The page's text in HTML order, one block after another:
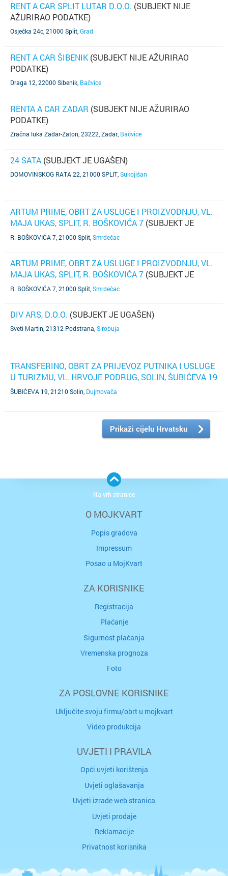
RENT A CAR SPLIT LUTAR D.O.O. (SUBJEKT NIJE
AŽURIRAO PODATKE)
Osječka 24c, 21000 Split Grad
RENT A CAR ŠIBENIK (SUBJEKT NIJE AŽURIRAO
PODATKE)
Draga 12, 22000 Sibenik Bačvice
RENTA A CAR ZADAR (SUBJEKT NIJE AŽURIRAO
PODATKE)
Zračna luka Zadar-Zaton, 23222, Zadar Bačvice
24 SATA (SUBJEKT JE UGAŠEN)
DOMOVINSKOG RATA 22, 21000 SPLIT Sukojišan
ARTUM PRIME, OBRT ZA USLUGE I PROIZVODNJU, VL.
MAJA UKAS, SPLIT, R. BOŠKOVIĆA 7 (SUBJEKT JE
UGAŠEN)
R. BOŠKOVIĆA 7, 21000 Split Smrdečac
ARTUM PRIME, OBRT ZA USLUGE I PROIZVODNJU, VL.
MAJA UKAS, SPLIT, R. BOŠKOVIĆA 7 (SUBJEKT JE
UGAŠEN)
R. BOŠKOVIĆA 7, 21000 Split Smrdečac
DIV ARS, D.O.O. (SUBJEKT JE UGAŠEN)
Sveti Martin, 21312 Podstrana Sirobuja
TRANSFERINO, OBRT ZA PRIJEVOZ PUTNIKA I USLUGE
U TURIZMU, VL. HRVOJE PODRUG, SOLIN, ŠUBIĆEVA 19
(SUBJEKT JE UGAŠEN)
ŠUBIĆEVA 19, 21210 Solin Dujmovača
Prikaži cijelu Hrvatsku
O MOJKVART
Popis gradova
Impressum
Posao u MojKvart
ZA KORISNIKE
Registracija
Plaćanje
Sigurnost plaćanja
Vremenska prognoza
Foto
ZA POSLOVNE KORISNIKE
Uključite svoju firmu/obrt u mojkvart
Video produkcija
UVJETI I PRAVILA
Opći uvjeti korištenja
Uvjeti oglašavanja
Uvjeti izrade web stranica
Uvjeti prodaje
Reklamacije
Privatnost korisnika
Na vrh stranice